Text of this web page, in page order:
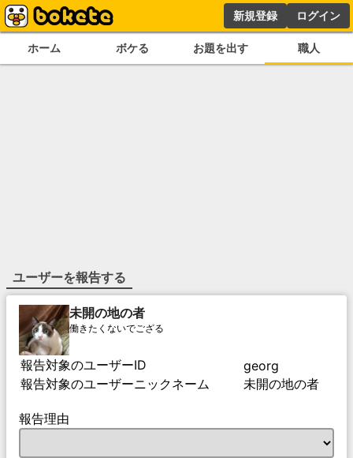
新規登録 ログイン
ホーム ボケる お題を出す 職人
ユーザーを報告する
未開の地の者
働きたくないでござる
報告対象のユーザーID
georg
報告対象のユーザーニックネーム
未開の地の者
報告理由